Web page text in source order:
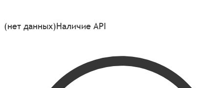
(нет данных)Наличие API